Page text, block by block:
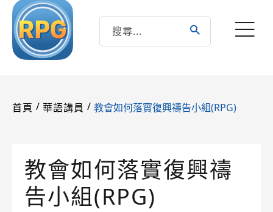
首頁 / 華語講員 / 教會如何落實復興禱告小組(RPG)
教會如何落實復興禱
告小組(RPG)